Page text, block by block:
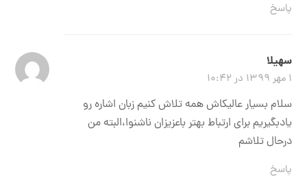
پاسخ
سهیلا
۱ مهر ۱۳۹۹ در ۱۰:۴۲
سلام بسیار عالیکاش همه تلاش کنیم زبان اشاره رو
یادبگیریم برای ارتباط بهتر باعزیزان ناشنوا،البته من
درحال تلاشم
پاسخ